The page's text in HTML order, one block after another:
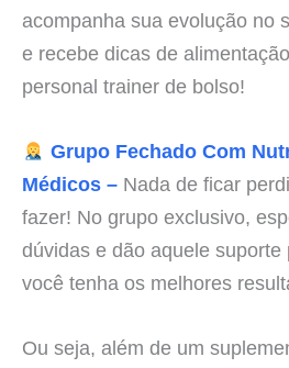
acompanha sua evolução no
e recebe dicas de
personal trainer de bolso!
Grupo Fechado Com
Médicos – Nada de ficar
fazer! No grupo exclusivo,
dúvidas e dão aquele suporte
você tenha os melhores
Ou seja, além de um